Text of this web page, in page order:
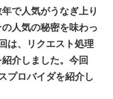
で人気がうなぎ上り
人気の秘密を味わっ
は、リクエスト処理
介しました。今回
プロバイダを紹介し